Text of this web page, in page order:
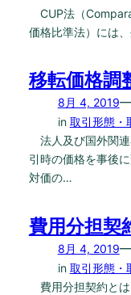
CUP法（
価格比準法）には
移転価格調
8月 4, 2019
in 取引形態・
法人及び国外関連
引時の価格を事後
対価の…
費用分担契
8月 4, 2019
in 取引形態・
費用分担契約とは